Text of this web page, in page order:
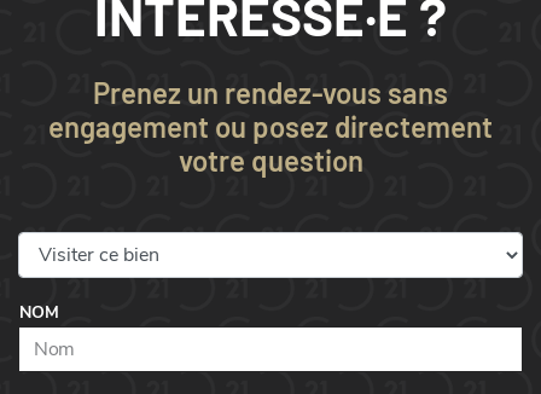
INTÉRESSÉ·E ?
Prenez un rendez-vous sans
engagement ou posez directement
votre question
NOM